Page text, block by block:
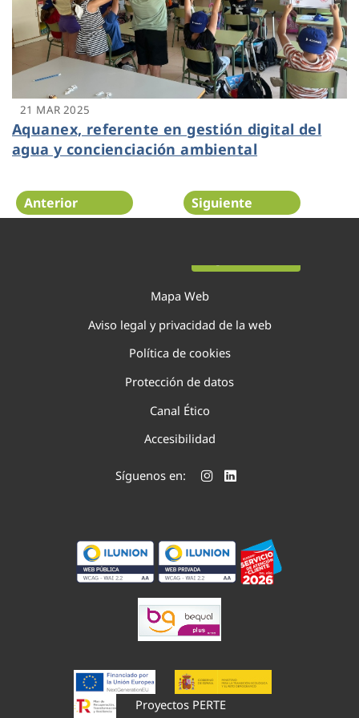
21 MAR 2025
Aquanex, referente en gestión digital del
agua y concienciación ambiental
Anterior Siguiente
Mapa Web
Aviso legal y privacidad de la web
Política de cookies
Protección de datos
Canal Ético
Accesibilidad
Síguenos en:
Proyectos PERTE